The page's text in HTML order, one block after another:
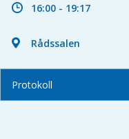
16:00 - 19:17
Rådssalen
Protokoll